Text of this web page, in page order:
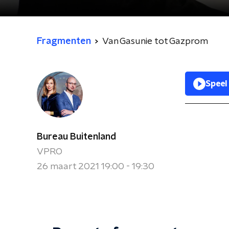
Fragmenten Van Gasunie tot Gazprom
Bureau Buitenland
VPRO
26 maart 2021 19:00 - 19:30